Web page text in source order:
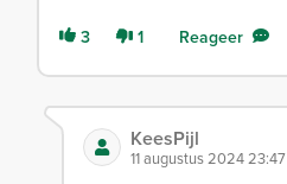
3 1 Reageer
KeesPijl
11 augustus 2024 23:47